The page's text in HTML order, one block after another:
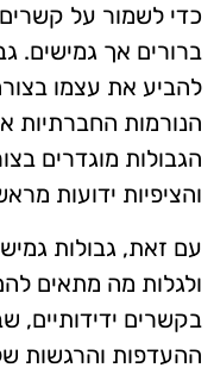
כדי לשמור על קשרים
ברורים אך גמישים.
להביע את עצמו
הנורמות החברתיות
הגבולות מוגדרים
והציפיות ידועות
עם זאת, גבולות
ולגלות מה מתאים
בקשרים ידידותיים,
ההעדפות והרגשות